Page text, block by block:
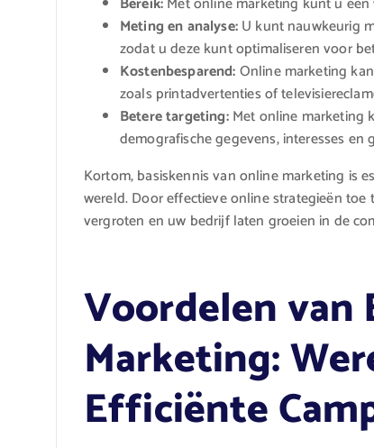
Meting en analyse:U kunt nauwkeurig
zodat u deze kunt optimaliseren voor
Kostenbesparend:Online marketing
zoals printadvertenties of
Betere targeting:Met online marketing
demografische gegevens, interesses en
Kortom, basiskennis van online marketing is
wereld. Door effectieve online strategieën
vergroten en uw bedrijf laten groeien in de
Voordelen van
Marketing:
Efficiënte